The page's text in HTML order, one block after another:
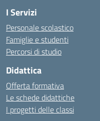
I Servizi
Personale scolastico
Famiglie e studenti
Percorsi di studio
Didattica
Offerta formativa
Le schede didattiche
I progetti delle classi